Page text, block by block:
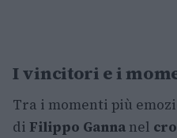
I vincitori e i
Tra i momenti più
di Filippo Ganna nel